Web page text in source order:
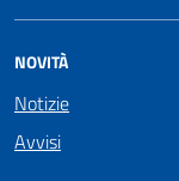
NOVITÀ
Notizie
Avvisi